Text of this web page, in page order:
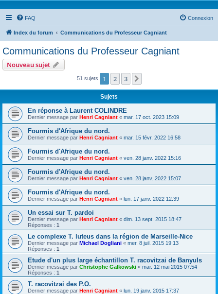
FAQ Connexion
Index du forum Communications du Professeur Cagniant
Communications du Professeur Cagniant
Nouveau sujet
51 sujets 1 2 3
Sujets
En réponse à Laurent COLINDRE
Dernier message par Henri Cagniant « mar. 17 oct. 2023 15:09
Fourmis d'Afrique du nord.
Dernier message par Henri Cagniant « mar. 15 févr. 2022 16:58
Fourmis d'Afrique du nord.
Dernier message par Henri Cagniant « ven. 28 janv. 2022 15:16
Fourmis d'Afrique du nord.
Dernier message par Henri Cagniant « ven. 28 janv. 2022 15:07
Fourmis d'Afrique du nord.
Dernier message par Henri Cagniant « lun. 17 janv. 2022 12:39
Un essai sur T. pardoi
Dernier message par Henri Cagniant « dim. 13 sept. 2015 18:47
Réponses : 1
Le complexe T. luteus dans la région de Marseille-Nice
Dernier message par Michael Dogliani « mer. 8 juil. 2015 19:13
Réponses : 1
Etude d'un plus large échantillon T. racovitzai de Banyuls
Dernier message par Christophe Galkowski « mar. 12 mai 2015 07:54
Réponses : 1
T. racovitzai des P.O.
Dernier message par Henri Cagniant « lun. 19 janv. 2015 17:37